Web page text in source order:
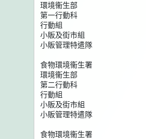
環境衞生部
第一行動科
行動組
小販及街市組
小販管理特遣隊
食物環境衞生署
環境衞生部
第二行動科
行動組
小販及街市組
小販管理特遣隊
食物環境衞生署